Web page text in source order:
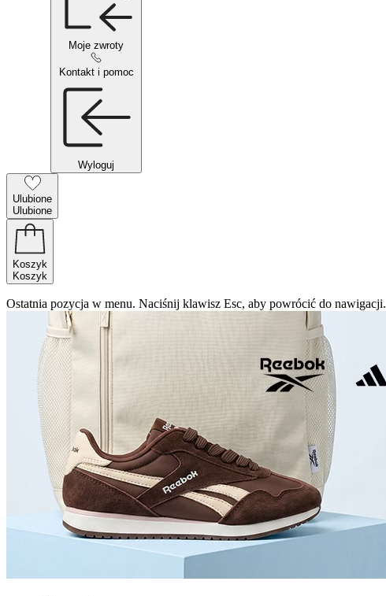
Moje zwroty
Kontakt i pomoc
Wyloguj
Ulubione
Ulubione
Koszyk
Koszyk
Ostatnia pozycja w menu. Naciśnij klawisz Esc, aby powrócić do nawigacji.